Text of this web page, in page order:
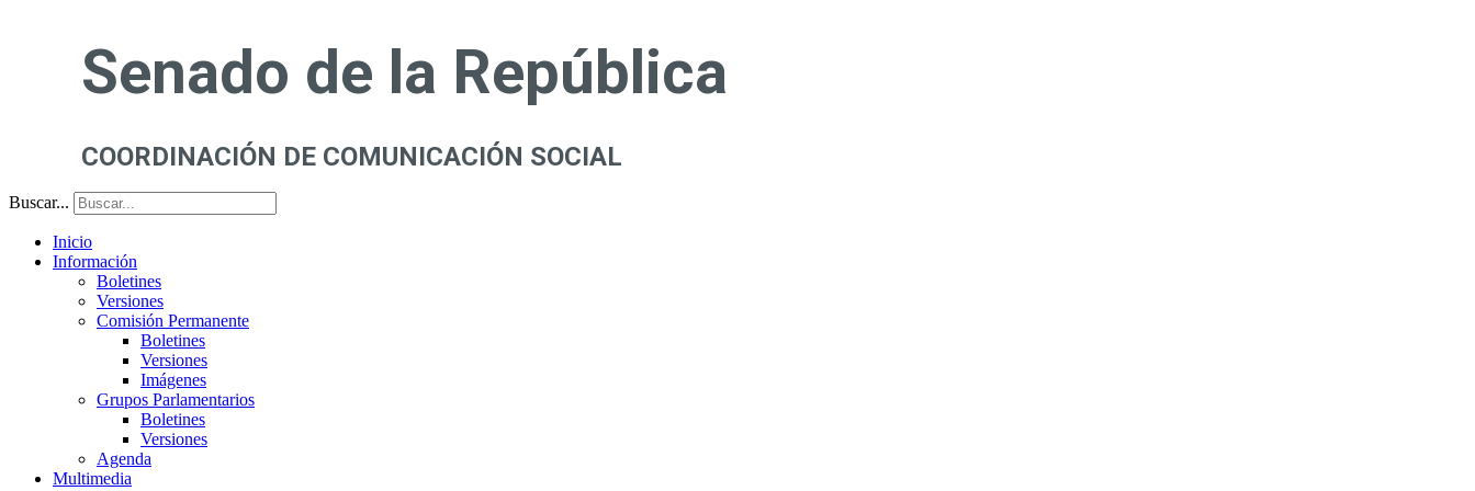
Senado de la República
COORDINACIÓN DE COMUNICACIÓN SOCIAL
Buscar...
Inicio
Información
Boletines
Versiones
Comisión Permanente
Boletines
Versiones
Imágenes
Grupos Parlamentarios
Boletines
Versiones
Agenda
Multimedia